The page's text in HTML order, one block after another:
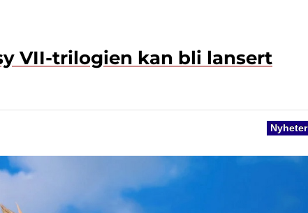
VII-trilogien kan bli lansert
Nyheter